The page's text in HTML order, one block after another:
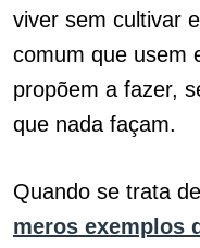
viver sem cultivar
comum que usem
propõem a fazer,
que nada façam.
Quando se trata
meros exemplos